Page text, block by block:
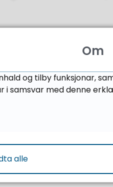
er urimeleg, kan du
. Under
i 10 dagar.
tekstboks med vilkår
"bekreft,"
Klagenemnda si
Om
og tilby funksjonar,
samsvar med denne
alle